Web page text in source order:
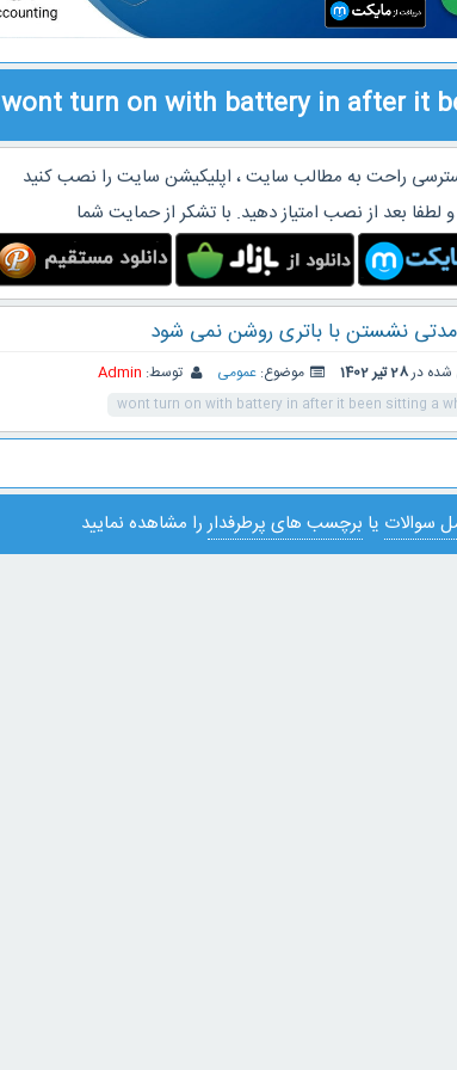
wont turn on with battery in after it
راحت به مطالب سایت ، اپلیکیشن سایت را نصب کنید
و لطفا بعد از نصب امتیاز دهید. با تشکر از حمایت شما
مدتی نشستن با باتری روشن نمی شود
شده در28 تیر 1402 موضوع: عمومی توسط: Admin
wont turn on with battery in after it been sitting a
سوالات یا برچسب های پرطرفداررا مشاهده نمایید